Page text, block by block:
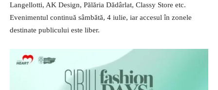
Langellotti, AK Design, Pălăria Dădârlat, Classy Store etc.
Evenimentul continuă sâmbătă, 4 iulie, iar accesul în zonele
destinate publicului este liber.